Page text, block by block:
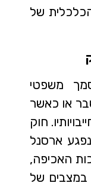
של
משפטי
או כאשר
חוק
ארסנל
האכיפה,
במצבים של